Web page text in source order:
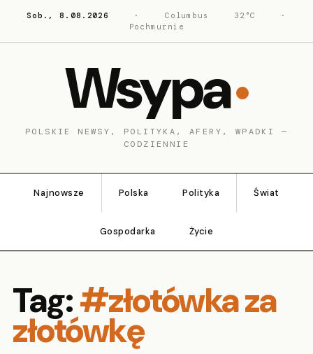
Sob., 8.08.2026 · Columbus 32°C
·
Pochmurnie
Wsypa
POLSKIE NEWSY, POLITYKA, AFERY, WPADKI —
CODZIENNIE
Najnowsze Polska Polityka Świat
Gospodarka Życie
Tag:#złotówka za
złotówkę